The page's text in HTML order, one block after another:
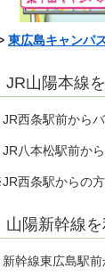
東広島キャンパ
JR山陽本線
JR西条駅前から
JR八本松駅前か
西条駅からの方
山陽新幹線
新幹線東広島駅